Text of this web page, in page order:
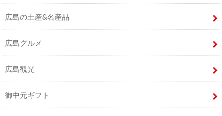
広島の土産&名産品
広島グルメ
広島観光
御中元ギフト